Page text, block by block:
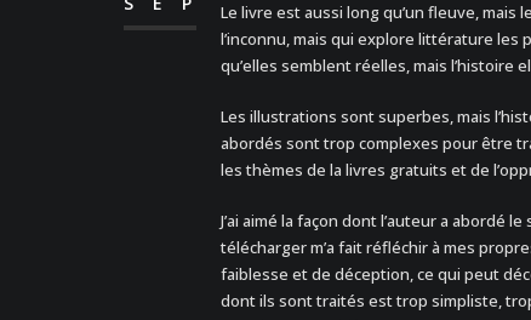
Le livre est aussi long qu’un fleuve,
l’inconnu, mais qui explore littérature les
qu’elles semblent réelles, mais l’histoire
Les illustrations sont superbes, mais
abordés sont trop complexes pour être
les thèmes de la livres gratuits et de
J’ai aimé la façon dont l’auteur a abordé
télécharger m’a fait réfléchir à mes
faiblesse et de déception, ce qui peut
dont ils sont traités est trop simpliste,